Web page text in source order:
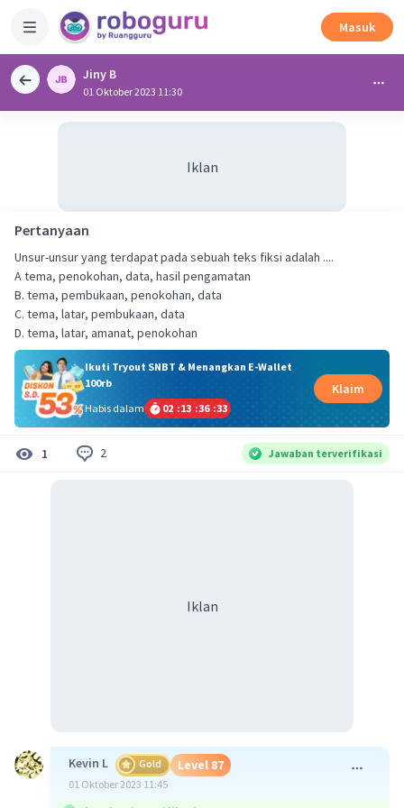
Masuk
Jiny B
01 Oktober 2023 11:30
Iklan
Pertanyaan
Unsur-unsur yang terdapat pada sebuah teks fiksi adalah ....
A tema, penokohan, data, hasil pengamatan
B. tema, pembukaan, penokohan, data
C. tema, latar, pembukaan, data
D. tema, latar, amanat, penokohan
Ikuti Tryout SNBT & Menangkan E-Wallet
100rb
Habis dalam
02 :13 :36 :33
Klaim
1 2 Jawaban terverifikasi
Iklan
Kevin L Gold Level 87
01 Oktober 2023 11:45